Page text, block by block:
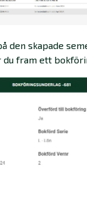
den skapade
fram ett